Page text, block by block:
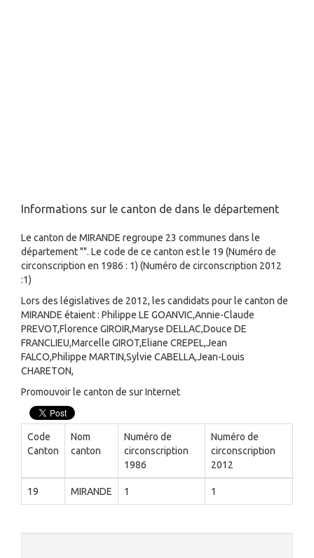
Informations sur le canton de dans le département
Le canton de MIRANDE regroupe 23 communes dans le
département "". Le code de ce canton est le 19 (Numéro de
circonscription en 1986 : 1) (Numéro de circonscription 2012
:1)
Lors des législatives de 2012, les candidats pour le canton de
MIRANDE étaient : Philippe LE GOANVIC,Annie-Claude
PREVOT,Florence GIROIR,Maryse DELLAC,Douce DE
FRANCLIEU,Marcelle GIROT,Eliane CREPEL,Jean
FALCO,Philippe MARTIN,Sylvie CABELLA,Jean-Louis
CHARETON,
Promouvoir le canton de sur Internet
Code
Canton
Nom
canton
Numéro de
circonscription
1986
Numéro de
circonscription
2012
19 MIRANDE 1 1